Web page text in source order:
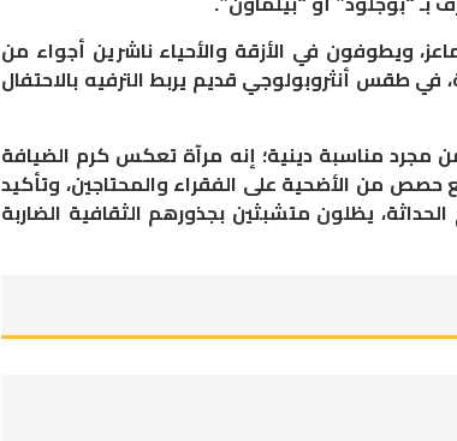
ويطوفون في الأزقة والأحياء ناشرين أجواء من
في طقس أنثروبولوجي قديم يربط الترفيه بالاحتفال
مجرد مناسبة دينية؛ إنه مرآة تعكس كرم الضيافة
حصص من الأضحية على الفقراء والمحتاجين، وتأكيد
يظلون متشبثين بجذورهم الثقافية الضاربة